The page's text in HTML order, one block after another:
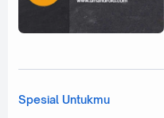
Spesial Untukmu